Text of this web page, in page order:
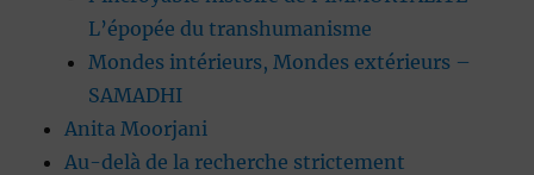
L’épopée du transhumanisme
Mondes intérieurs, Mondes extérieurs –
SAMADHI
Anita Moorjani
Au-delà de la recherche strictement